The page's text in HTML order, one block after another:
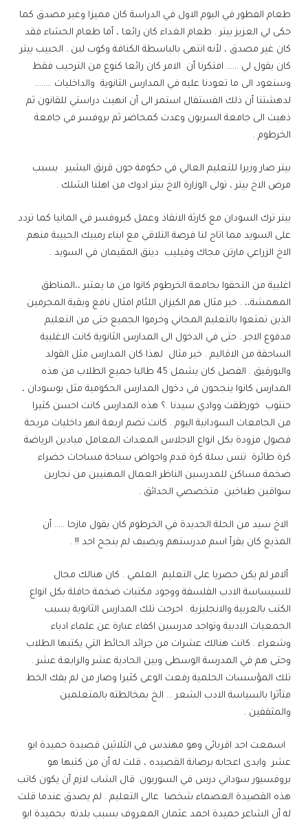
طعام الفطور في اليوم الاول في الدراسة كان مميزا وغير مصدق كما
حكى لي العزيز بيتر . طعام الغداء كان رائعا ، أما طعام الحشاء فقد
كان غير مصدق ، لأنه انتهى بالباسطة الكنافة وكوب لبن . الحبيب بيتر
كان يقول لي …… افتكرنا أن الامر كان رائعا كنوع من الترحيب فقط
وسنعود الى ما تعودنا عليه في المدارس الثانوية والداخليات ……..
لدهشتنا أن ذلك الفستفال استمر الى أن انهيت دراستي للقانون ثم
ذهبت الى جامعة السربون وعدت كمحاضر ثم بروفسر في جامعة
الخرطوم .
بيتر صار وزيرا للتعليم العالي في حكومة جون قرنق البشير . بسبب
مرض الاخ بيتر ، تولى الوزارة الاخ بيتر ادوك من اهلنا الشلك .
بيتر ترك السودان مع كارثة الانقاذ وعمل كبروفسر في المانيا كما تردد
على السويد مما اتاح لنا فرصة التلاقي مع ابناء رمبيك الحبيبة منهم
الاخ الزراعي مارتن مجاك وفيليب دينق المقيمان في السويد .
اغلبية من التحقوا بجامعة الخرطوم كانوا من ما يعتبر ،،المناطق
المهمشة،، . خير مثال هم الكيزان اللئام امثال نافع وبقية المجرمين
الذين تمتعوا بالتعليم المجاني وحرموا الجميع حتى من التعليم
مدفوع الاجر . حتى في الدخول الى المدارس الثانوية كانت الاغلبية
الساحقة من الاقاليم . خير مثال لهذا كان المدارس مثل القولد
والبورقيق . الفصل كان يشمل 45 طالبا جميع الطلاب من هذه
المدارس كانوا ينجحون في دخول المدارس الحكومية مثل بوسودان ،
حنتوب خورطقت ووادي سيدنا .؟ هذه المدارس كانت احسن كثيرا
من الجامعات السودانية اليوم . كانت تضم اربعة انهر داخليات مريحة
فصول مزودة بكل انواع الاجلاس المعدات المعامل ميادين الرياضة
كرة طائرة تنس سلة كرة قدم واحواض سباحة مساحات خضراء
ضخمة مساكن للمدرسين الناظر العمال المهنيين من نجارين
سواقين طباخين متخصصي الحدائق .
الاخ سيد من الحلة الجديدة في الخرطوم كان يقول مازحا ….. أن
المذيع كان يقرأ اسم مدرستهم ويضيف لم ينجح احد !! .
ألامر لم يكن حصريا على التعليم العلمي . كان هنالك مجال
للسيساسة الادب الفلسفة ووجود مكتبات ضخمة حافلة بكل انواع
الكتب بالعربية والانجليزية . احرجت تلك المدارس الثانوية بسبب
الجمعيات الادبية وتواجد مدرسين اكفاء عبارة عن علماء ادباء
وشعراء . كانت هنالك عشرات من جرائد الحائط التي يكتبها الطلاب
وحتى هم في المدرسة الوسطى وبين الحادية عشر والرابعة عشر .
تلك المؤسسات الحلمية رفعت الوعى كثيرا وصار من لم يفك الخط
متأثرا بالسياسة الادب الشعر … الخ بمخالطته بالمتعلمين
والمثقفين .
اسمعت احد اقربائي وهو مهندس في الثلاثين قصيدة حميدة ابو
عشر وابدى اعجابه برصانة القصيده ، قلت له أن من كتبها هو
بروفسيور سوداني درس في السوربون. قال الشاب لازم أن يكون كاتب
هذه القصيدة العصماء شخصا عالى التعليم . لم يصدق عندما قلت
له أن الشاعر حميدة احمد عثمان المعروف بسبب بلدته بحميدة ابو